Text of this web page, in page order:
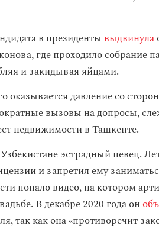
в президенты выдвинула
где проходило собрание
и закидывая яйцами.
давление со
вызовы на допросы,
недвижимости в Ташкенте.
эстрадный певец.
и запретил ему
попало видео, на котором
В декабре 2020 года он
так как она «противоречит